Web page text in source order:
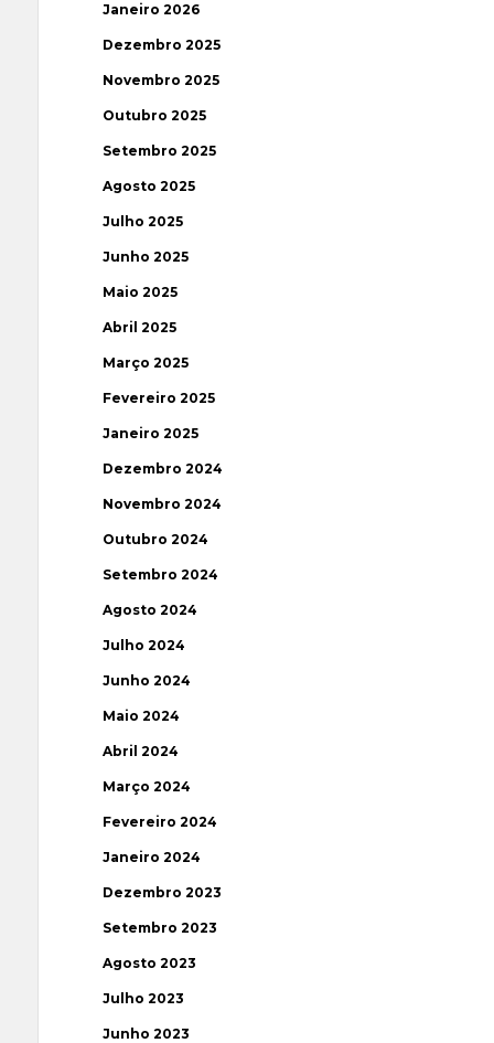
Janeiro 2026
Dezembro 2025
Novembro 2025
Outubro 2025
Setembro 2025
Agosto 2025
Julho 2025
Junho 2025
Maio 2025
Abril 2025
Março 2025
Fevereiro 2025
Janeiro 2025
Dezembro 2024
Novembro 2024
Outubro 2024
Setembro 2024
Agosto 2024
Julho 2024
Junho 2024
Maio 2024
Abril 2024
Março 2024
Fevereiro 2024
Janeiro 2024
Dezembro 2023
Setembro 2023
Agosto 2023
Julho 2023
Junho 2023